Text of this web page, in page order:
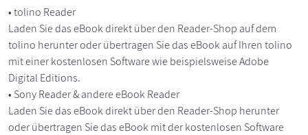
• tolino Reader
Laden Sie das eBook direkt über den Reader-Shop auf dem
tolino herunter oder übertragen Sie das eBook auf Ihren tolino
mit einer kostenlosen Software wie beispielsweise Adobe
Digital Editions.
• Sony Reader & andere eBook Reader
Laden Sie das eBook direkt über den Reader-Shop herunter
oder übertragen Sie das eBook mit der kostenlosen Software